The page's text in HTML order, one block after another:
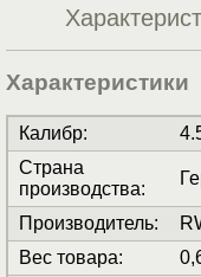
Характеристики
Калибр:
Страна
производства:
Производитель:
Вес товара: